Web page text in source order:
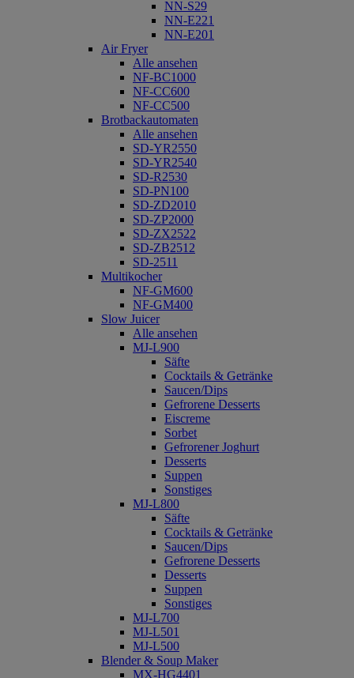
NN-S29
NN-E221
NN-E201
Air Fryer
Alle ansehen
NF-BC1000
NF-CC600
NF-CC500
Brotbackautomaten
Alle ansehen
SD-YR2550
SD-YR2540
SD-R2530
SD-PN100
SD-ZD2010
SD-ZP2000
SD-ZX2522
SD-ZB2512
SD-2511
Multikocher
NF-GM600
NF-GM400
Slow Juicer
Alle ansehen
MJ-L900
Säfte
Cocktails & Getränke
Saucen/Dips
Gefrorene Desserts
Eiscreme
Sorbet
Gefrorener Joghurt
Desserts
Suppen
Sonstiges
MJ-L800
Säfte
Cocktails & Getränke
Saucen/Dips
Gefrorene Desserts
Desserts
Suppen
Sonstiges
MJ-L700
MJ-L501
MJ-L500
Blender & Soup Maker
MX-HG4401